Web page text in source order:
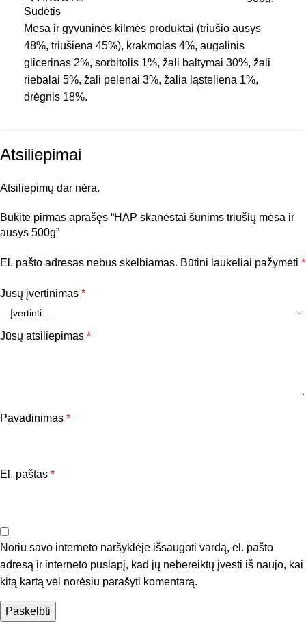
PREKINIS ŽENKLAS
PRODUKTO SUDĖTIS Su triušiena
Sudėtis
Mėsa ir gyvūninės kilmės produktai (triušio ausys
48%, triušiena 45%), krakmolas 4%, augalinis
glicerinas 2%, sorbitolis 1%, žali baltymai 30%, žali
riebalai 5%, žali pelenai 3%, žalia ląsteliena 1%,
drėgnis 18%.
Atsiliepimai
Atsiliepimų dar nėra.
Būkite pirmas aprašęs “HAP skanėstai šunims triušių mėsa ir
ausys 500g”
El. pašto adresas nebus skelbiamas. Būtini laukeliai pažymėti *
Jūsų įvertinimas *
Jūsų atsiliepimas *
Pavadinimas *
El. paštas *
Noriu savo interneto naršyklėje išsaugoti vardą, el. pašto
adresą ir interneto puslapį, kad jų nebereiktų įvesti iš naujo, kai
kitą kartą vėl norėsiu parašyti komentarą.